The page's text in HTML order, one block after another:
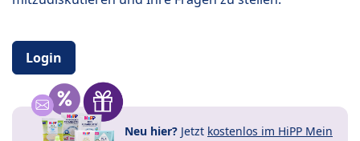
Login
Neu hier? Jetzt kostenlos im HiPP Mein